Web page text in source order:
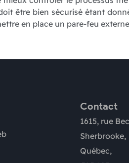
être bien sécurisé étant
en place un pare-feu
Contact
1615, rue
Sherbrooke,
Québec,